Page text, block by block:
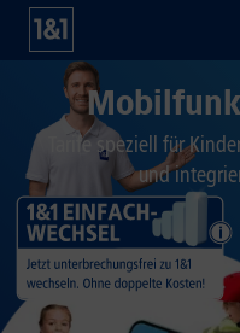
Tarife speziell für
und